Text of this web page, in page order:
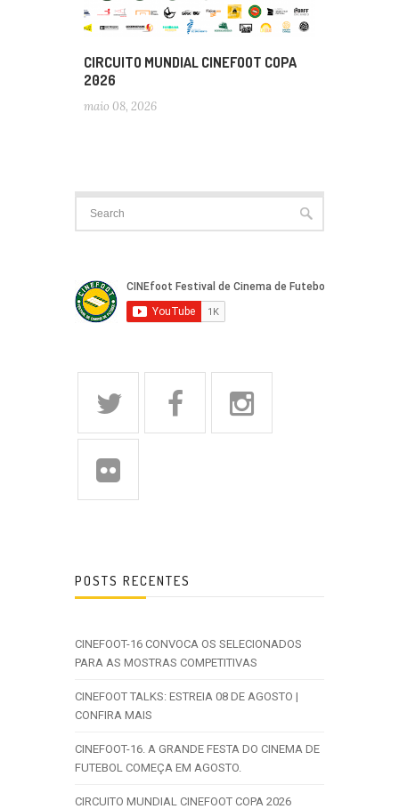
CIRCUITO MUNDIAL CINEFOOT COPA
2026
maio 08, 2026
POSTS RECENTES
CINEFOOT-16 CONVOCA OS SELECIONADOS
PARA AS MOSTRAS COMPETITIVAS
CINEFOOT TALKS: ESTREIA 08 DE AGOSTO |
CONFIRA MAIS
CINEFOOT-16. A GRANDE FESTA DO CINEMA DE
FUTEBOL COMEÇA EM AGOSTO.
CIRCUITO MUNDIAL CINEFOOT COPA 2026